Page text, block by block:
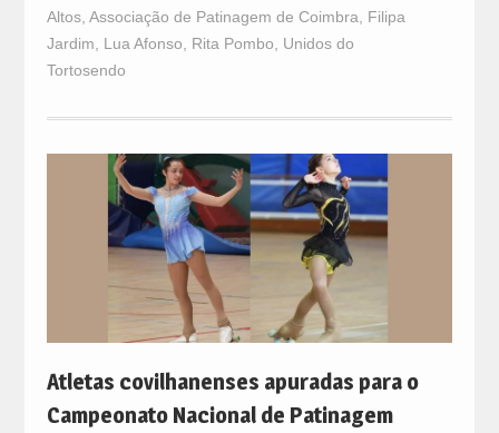
Altos, Associação de Patinagem de Coimbra
Filipa
Jardim
Lua Afonso Rita Pombo
Unidos do
Tortosendo
Atletas covilhanenses apuradas para o
Campeonato Nacional de Patinagem